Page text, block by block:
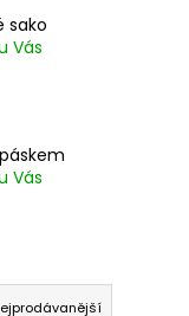
sako
Vás
Vás